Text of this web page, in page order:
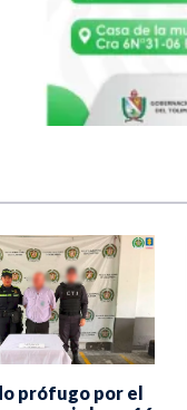
prófugo por el